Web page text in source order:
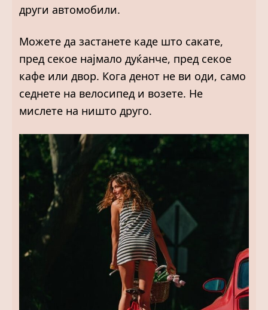
други автомобили.
Можете да застанете каде што сакате,
пред секое најмало дуќанче, пред секое
кафе или двор. Кога денот не ви оди, само
седнете на велосипед и возете. Не
мислете на ништо друго.